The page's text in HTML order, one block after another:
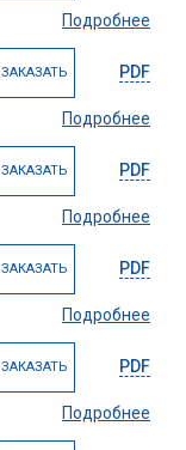
Подробнее
ЗАКАЗАТЬ
Подробнее
PDF
ЗАКАЗАТЬ
Подробнее
PDF
ЗАКАЗАТЬ
Подробнее
PDF
ЗАКАЗАТЬ
Подробнее
PDF